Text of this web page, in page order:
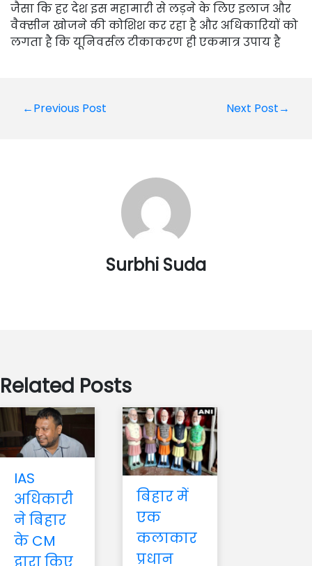
जैसा कि हर देश इस महामारी से लड़ने के लिए इलाज और
वैक्सीन खोजने की कोशिश कर रहा है और अधिकारियों को
लगता है कि यूनिवर्सल टीकाकरण ही एकमात्र उपाय है
Post
←Previous Post Next Post→
Surbhi Suda
Related Posts
IAS
अधिकारी
ने बिहार
के CM
द्वारा किए
बिहार में
एक
कलाकार
प्रधान